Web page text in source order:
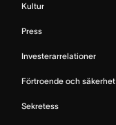
Kultur
Press
Investerarrelationer
Förtroende och säkerhet
Sekretess